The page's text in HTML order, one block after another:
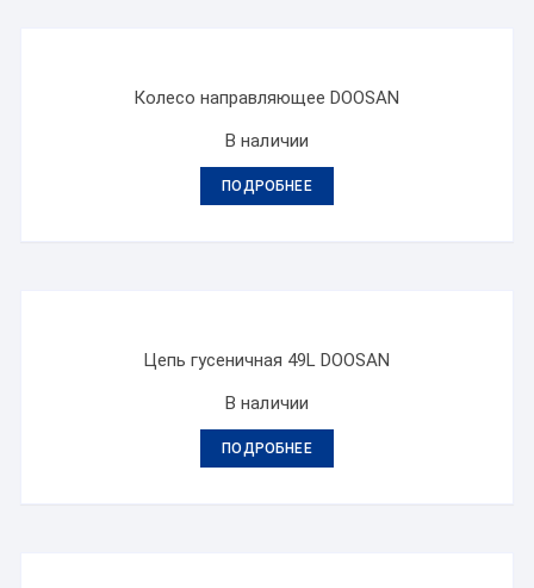
Колесо направляющее DOOSAN
В наличии
ПОДРОБНЕЕ
Цепь гусеничная 49L DOOSAN
В наличии
ПОДРОБНЕЕ